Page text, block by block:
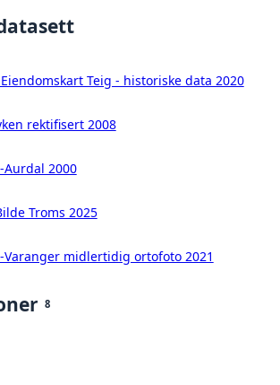
Teig - historiske data 2020
rektifisert 2008
2000
Troms 2025
Varanger midlertidig ortofoto 2021
8